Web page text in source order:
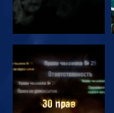
СМОТРЕТЬ